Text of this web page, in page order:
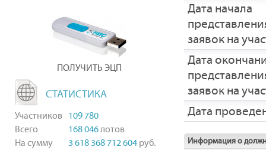
ПОЛУЧИТЬ ЭЦП
СТАТИСТИКА
Участников 109 780
Всего
168 046лотов
На сумму
3 618 368 712 604 руб.
Дата начала
заявок на
Дата
заявок на
Дата
Информация о